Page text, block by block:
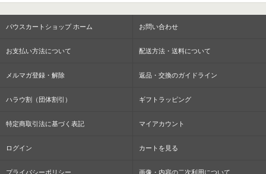
パウスカートショップ ホーム お問い合わせ
お支払い方法について 配送方法・送料について
メルマガ登録・解除 返品・交換のガイドライン
ハラウ割（団体割引） ギフトラッピング
特定商取引法に基づく表記 マイアカウント
ログイン カートを見る
プライバシーポリシー 画像・内容の二次利用について